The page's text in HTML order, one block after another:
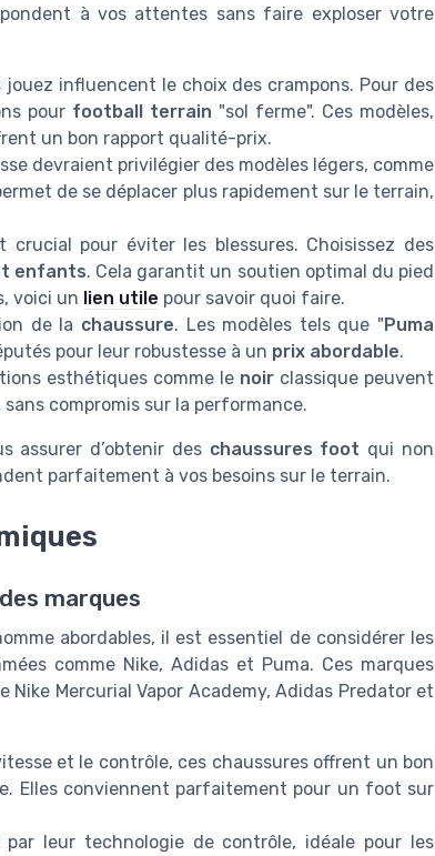
à vos attentes sans faire exploser votre
influencent le choix des crampons. Pour des
pour football terrain "sol ferme". Ces modèles,
un bon rapport qualité-prix.
devraient privilégier des modèles légers, comme
de se déplacer plus rapidement sur le terrain,
pour éviter les blessures. Choisissez des
enfants. Cela garantit un soutien optimal du pied
voici un lien utile pour savoir quoi faire.
de la chaussure. Les modèles tels que " Puma
pour leur robustesse à un prix abordable.
esthétiques comme le noir classique peuvent
compromis sur la performance.
assurer d’obtenir des chaussures foot qui non
parfaitement à vos besoins sur le terrain.
marques
abordables, il est essentiel de considérer les
comme Nike, Adidas et Puma. Ces marques
Mercurial Vapor Academy, Adidas Predator et
et le contrôle, ces chaussures offrent un bon
Elles conviennent parfaitement pour un foot sur
leur technologie de contrôle, idéale pour les